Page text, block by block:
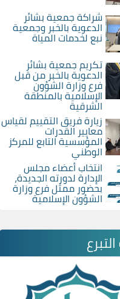
شراكة جمعية بشائر
الدعوية بالخبر وجمعية
نبع لخدمات المياة
تكريم جمعية بشائر
الدعوية بالخبر من قبل
فرع وزارة الشؤون
الإسلامية بالمنطقة
الشرقية
زيارة فريق التقييم لقياس
معايير القدرات
المؤسسية التابع للمركز
الوطني
انتخاب أعضاء مجلس
الإدارة لدورته الجديدة،
بحضور ممثل فرع وزارة
الشؤون الإسلامية